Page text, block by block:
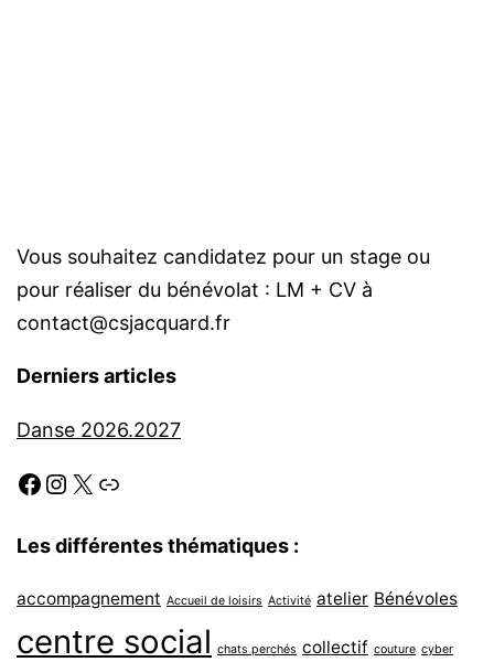
Vous souhaitez candidatez pour un stage ou
pour réaliser du bénévolat : LM + CV à
contact@csjacquard.fr
Derniers articles
Danse 2026.2027
Facebook
Instagram
X
Les différentes thématiques :
accompagnement Accueil de loisirs Activité atelier Bénévoles
centre social chats perchés collectif couture cyber